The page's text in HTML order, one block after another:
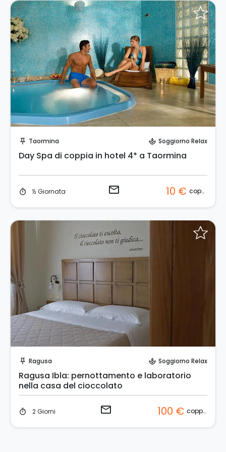
push_pin Taormina spa Soggiorno Relax
Day Spa di coppia in hotel 4* a Taormina
timer ½ Giornata email 10 € coppia
push_pin Ragusa spa Soggiorno Relax
Ragusa Ibla: pernottamento e laboratorio
nella casa del cioccolato
timer 2 Giorni email 100 € coppia